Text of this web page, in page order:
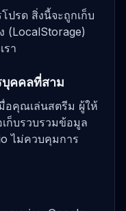
ปรด สิ่งนี้จะถูกเก็บ
(LocalStorage)
รา
บุคคลที่สาม
อคุณเล่นสตรีม ผู้ให้
ก็บรวบรวมข้อมูล
ไม่ควบคุมการ